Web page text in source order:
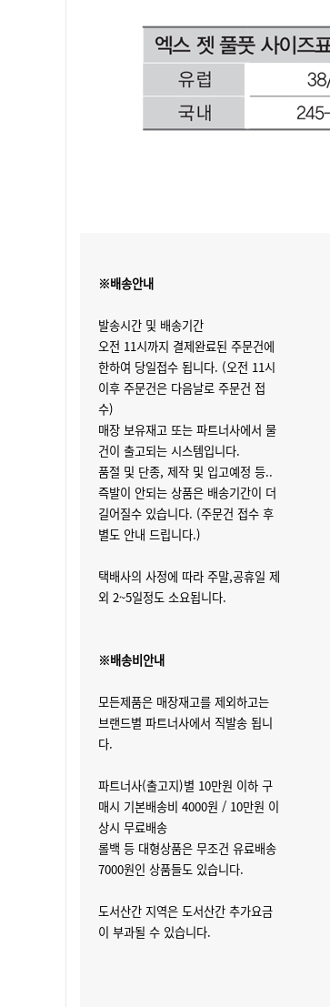
※배송안내
발송시간 및 배송기간
오전 11시까지 결제완료된 주문건에
한하여 당일접수 됩니다. (오전 11시
이후 주문건은 다음날로 주문건 접
수)
매장 보유재고 또는 파트너사에서 물
건이 출고되는 시스템입니다.
품절 및 단종, 제작 및 입고예정 등..
즉발이 안되는 상품은 배송기간이 더
길어질수 있습니다. (주문건 접수 후
별도 안내 드립니다.)
택배사의 사정에 따라 주말,공휴일 제
외 2~5일정도 소요됩니다.
※배송비안내
모든제품은 매장재고를 제외하고는
브랜드별 파트너사에서 직발송 됩니
다.
파트너사(출고지)별 10만원 이하 구
매시 기본배송비 4000원 / 10만원 이
상시 무료배송
롤백 등 대형상품은 무조건 유료배송
7000원인 상품들도 있습니다.
도서산간 지역은 도서산간 추가요금
이 부과될 수 있습니다.